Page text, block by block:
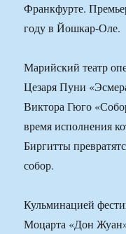
Франкфурте.
году в Йошкар-Оле.
Марийский театр
Цезаря Пуни
Виктора Гюго
время исполнения
Биргитты
собор.
Кульминацией
Моцарта «Дон